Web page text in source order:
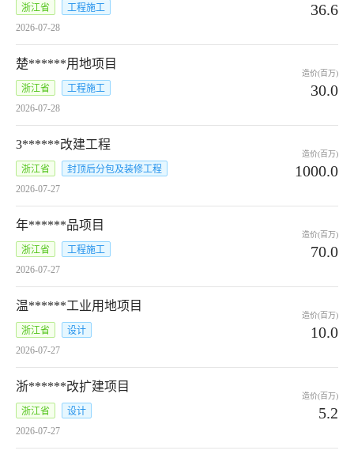
浙江省
工程施工
2026-07-28
36.6
楚******用地项目
浙江省
工程施工
2026-07-28
造价(百万)
30.0
3******改建工程
浙江省
封顶后分包及装修工程
2026-07-27
造价(百万)
1000.0
年******品项目
浙江省
工程施工
2026-07-27
造价(百万)
70.0
温******工业用地项目
浙江省
设计
2026-07-27
造价(百万)
10.0
浙******改扩建项目
浙江省
设计
2026-07-27
造价(百万)
5.2